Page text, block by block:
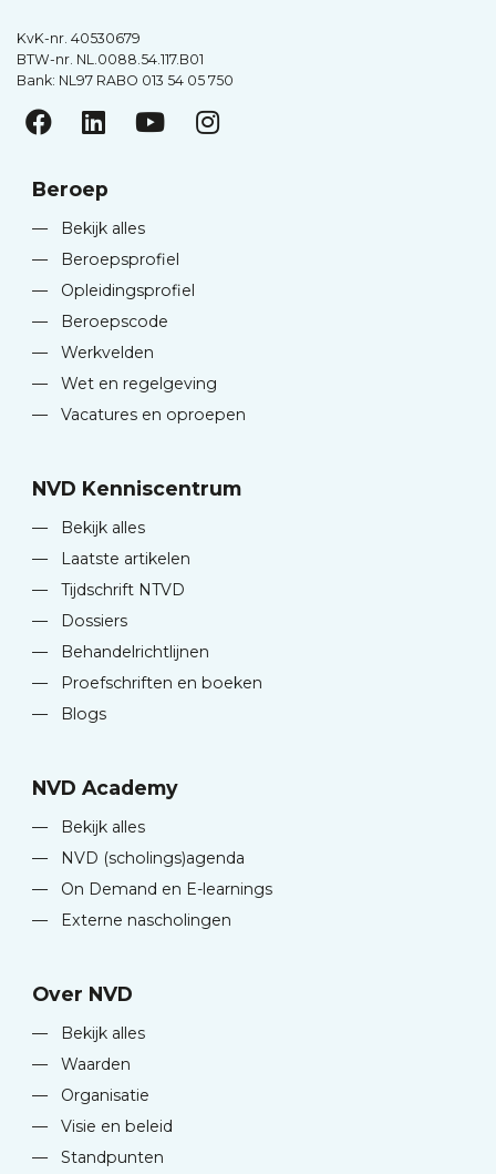
KvK-nr. 40530679
BTW-nr. NL.0088.54.117.B01
Bank: NL97 RABO 013 54 05 750
Beroep
—
Bekijk alles
—
Beroepsprofiel
—
Opleidingsprofiel
—
Beroepscode
—
Werkvelden
—
Wet en regelgeving
—
Vacatures en oproepen
NVD Kenniscentrum
—
Bekijk alles
—
Laatste artikelen
—
Tijdschrift NTVD
—
Dossiers
—
Behandelrichtlijnen
—
Proefschriften en boeken
—
Blogs
NVD Academy
—
Bekijk alles
—
NVD (scholings)agenda
—
On Demand en E-learnings
—
Externe nascholingen
Over NVD
—
Bekijk alles
—
Waarden
—
Organisatie
—
Visie en beleid
—
Standpunten